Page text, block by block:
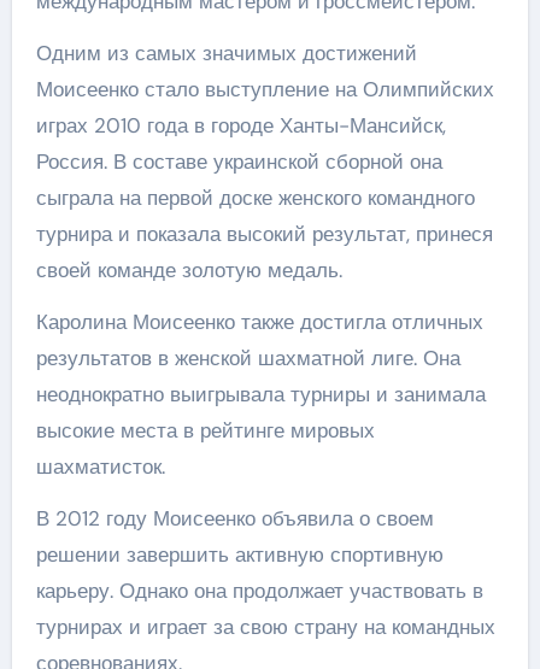
Одним из самых значимых достижений
Моисеенко стало выступление на Олимпийских
играх 2010 года в городе Ханты-Мансийск,
Россия. В составе украинской сборной она
сыграла на первой доске женского командного
турнира и показала высокий результат, принеся
своей команде золотую медаль.
Каролина Моисеенко также достигла отличных
результатов в женской шахматной лиге. Она
неоднократно выигрывала турниры и занимала
высокие места в рейтинге мировых
шахматисток.
В 2012 году Моисеенко объявила о своем
решении завершить активную спортивную
карьеру. Однако она продолжает участвовать в
турнирах и играет за свою страну на командных
соревнованиях.